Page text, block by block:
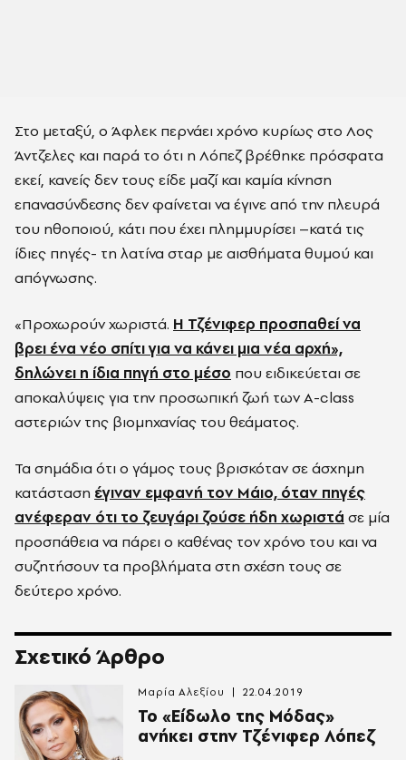
Στο μεταξύ, ο Άφλεκ περνάει χρόνο κυρίως στο Λος
Άντζελες και παρά το ότι η Λόπεζ βρέθηκε πρόσφατα
εκεί, κανείς δεν τους είδε μαζί και καμία κίνηση
επανασύνδεσης δεν φαίνεται να έγινε από την πλευρά
του ηθοποιού, κάτι που έχει πλημμυρίσει –κατά τις
ίδιες πηγές- τη λατίνα σταρ με αισθήματα θυμού και
απόγνωσης.
«Προχωρούν χωριστά. Η Τζένιφερ προσπαθεί να
βρει ένα νέο σπίτι για να κάνει μια νέα αρχή»,
δηλώνει η ίδια πηγή στο μέσο που ειδικεύεται σε
αποκαλύψεις για την προσωπική ζωή των Α-class
αστεριών της βιομηχανίας του θεάματος.
Τα σημάδια ότι ο γάμος τους βρισκόταν σε άσχημη
κατάσταση έγιναν εμφανή τον Μάιο, όταν πηγές
ανέφεραν ότι το ζευγάρι ζούσε ήδη χωριστά σε μία
προσπάθεια να πάρει ο καθένας τον χρόνο του και να
συζητήσουν τα προβλήματα στη σχέση τους σε
δεύτερο χρόνο.
Σχετικό Άρθρο
Το «Είδωλο της Μόδας»
ανήκει στην Τζένιφερ Λόπεζ
Μαρία Αλεξίου 22.04.2019